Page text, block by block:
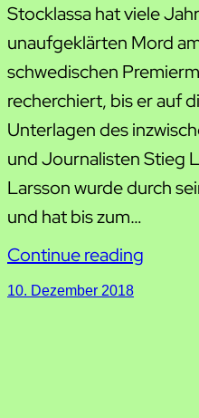
Stocklassa hat viele
unaufgeklärten Mord
schwedischen
recherchiert, bis er auf
Unterlagen des
und Journalisten Stieg
Larsson wurde durch
und hat bis zum…
Continue reading
10. Dezember 2018